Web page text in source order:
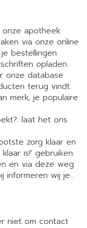
apotheek
via onze online
bestellingen
opladen.
onze database
terug vindt.
merk, je populaire
laat het ons
zorg klaar en
is!' gebruiken.
en via deze weg
informeren wij je
niet om contact